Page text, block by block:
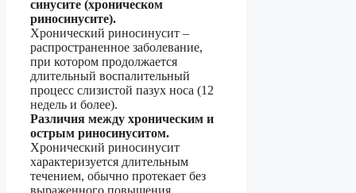
синусите (хроническом
риносинусите).
Хронический риносинусит –
распространенное заболевание,
при котором продолжается
длительный воспалительный
процесс слизистой пазух носа (12
недель и более).
Различия между хроническим и
острым риносинуситом.
Хронический риносинусит
характеризуется длительным
течением, обычно протекает без
выраженного повышения